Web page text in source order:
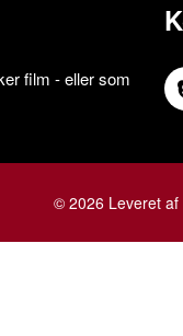
film - eller som
© 2026 Leveret af